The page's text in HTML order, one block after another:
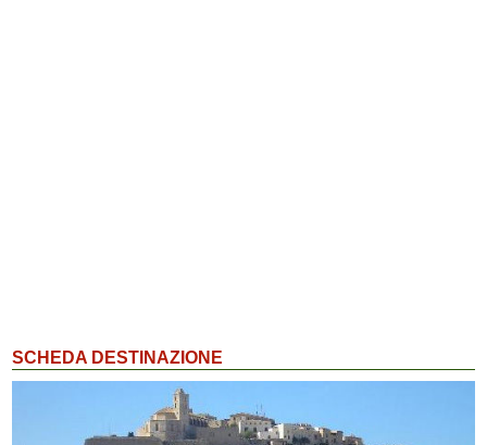
SCHEDA DESTINAZIONE